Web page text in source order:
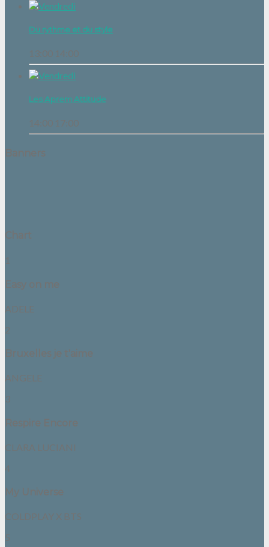
Du rythme et du style
13:00 14:00
Les Aprem Attitude
14:00 17:00
Banners
Chart
1
Easy on me
ADELE
2
Bruxelles je t'aime
ANGELE
3
Respire Encore
CLARA LUCIANI
4
My Universe
COLDPLAY X BTS
5